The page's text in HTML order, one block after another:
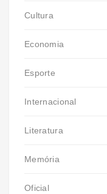
Cultura
Economia
Esporte
Internacional
Literatura
Memória
Oficial